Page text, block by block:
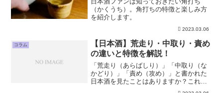
（かくうち）。角打ちの特徴と楽しみ方
を紹介します。
2023.03.06
コラム
【日本酒】荒走り・中取り・責め
の違いと特徴を解説！
「荒走り（あらばしり）」「中取り（な
かどり）」「責め（攻め）」と書かれた
日本酒を見たことはありますか？これら
は日本酒の製造段階における搾る段階で